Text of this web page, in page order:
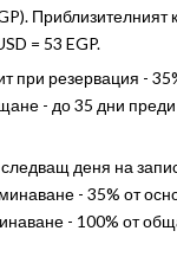
Приблизителният
= 53 EGP.
при резервация -
- до 35 дни преди
деня на
- 35% от
- 100% от